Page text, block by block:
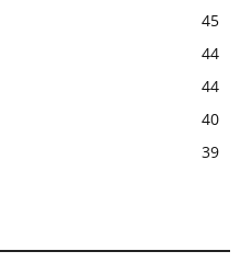
45
44
44
40
39